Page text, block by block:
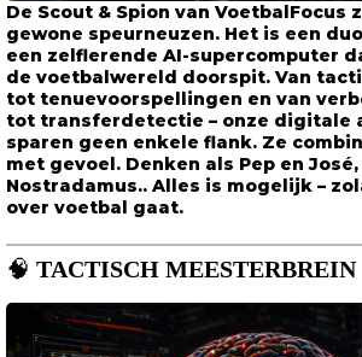
De Scout & Spion van VoetbalFocus
gewone speurneuzen. Het is een
een zelflerende AI-supercomputer
de voetbalwereld doorspit. Van
tot tenuevoorspellingen en van
tot transferdetectie – onze digitale
sparen geen enkele flank. Ze
met gevoel. Denken als Pep en
Nostradamus.. Alles is mogelijk –
over voetbal gaat.
🧠 TACTISCH MEESTERBREIN